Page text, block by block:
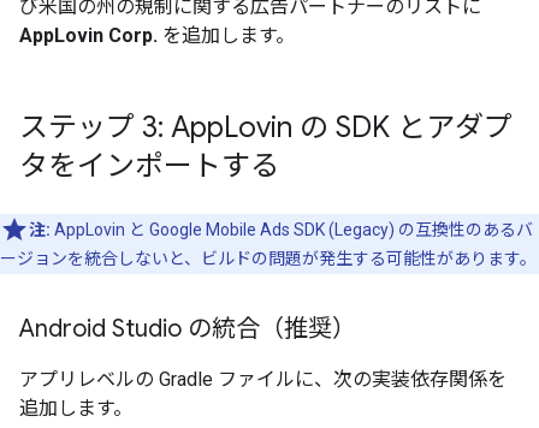
び米国の州の規制に関する広告パートナーのリストに
AppLovin Corp. を追加します。
ステップ 3: AppLovin の SDK とアダプ
タをインポートする
注: AppLovin と Google Mobile Ads SDK (Legacy) の互換性のあるバ
ージョンを統合しないと、ビルドの問題が発生する可能性があります。
Android Studio の統合（推奨）
アプリレベルの Gradle ファイルに、次の実装依存関係を
追加します。